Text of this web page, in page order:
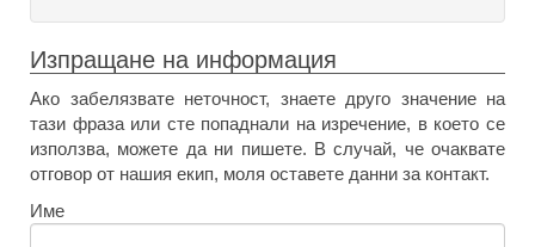
Изпращане на информация
Ако забелязвате неточност, знаете друго значение на
тази фраза или сте попаднали на изречение, в което се
използва, можете да ни пишете. В случай, че очаквате
отговор от нашия екип, моля оставете данни за контакт.
Име